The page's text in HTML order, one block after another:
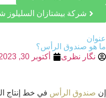
شركة بيشتازان السليلوز
عنوان
ما هو صندوق الرأس؟
نگار نظری
أكتوبر 30, 2023
إن صندوق الرأس في خط إنتاج